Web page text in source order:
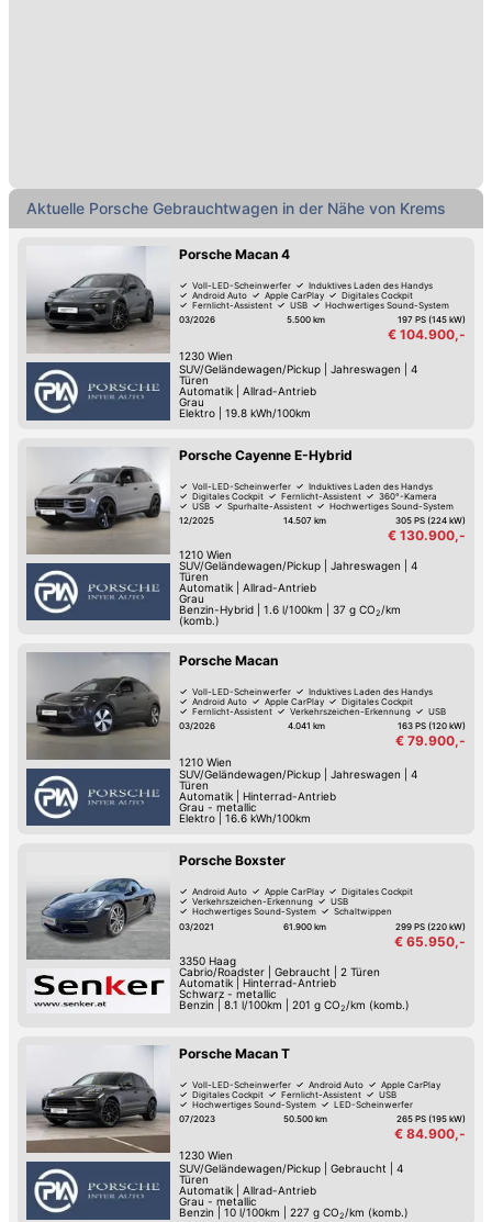
Aktuelle Porsche Gebrauchtwagen in der Nähe von Krems
Porsche Macan 4
Voll-LED-Scheinwerfer
Induktives Laden des Handys
Android Auto
Apple CarPlay
Digitales Cockpit
Fernlicht-Assistent
USB
Hochwertiges Sound-System
03/2026
5.500 km 197 PS (145 kW)
€ 104.900,-
1230 Wien
SUV/Geländewagen/Pickup| Jahreswagen
4
Türen
Automatik| Allrad-Antrieb
Grau
Elektro
19.8 kWh/100km
Porsche Cayenne E-Hybrid
Voll-LED-Scheinwerfer
Induktives Laden des Handys
Digitales Cockpit
Fernlicht-Assistent
360°-Kamera
USB
Spurhalte-Assistent
Hochwertiges Sound-System
12/2025
14.507 km 305 PS (224 kW)
€ 130.900,-
1210 Wien
SUV/Geländewagen/Pickup| Jahreswagen
4
Türen
Automatik| Allrad-Antrieb
Grau
Benzin-Hybrid
1.6 l/100km 37 g CO2 /km
(komb.)
Porsche Macan
Voll-LED-Scheinwerfer
Induktives Laden des Handys
Android Auto
Apple CarPlay
Digitales Cockpit
Fernlicht-Assistent
Verkehrszeichen-Erkennung
USB
03/2026
4.041 km 163 PS (120 kW)
€ 79.900,-
1210 Wien
SUV/Geländewagen/Pickup| Jahreswagen
4
Türen
Automatik|
Hinterrad-Antrieb
Grau - metallic
Elektro
16.6 kWh/100km
Porsche Boxster
Android Auto Apple CarPlay
Digitales Cockpit
Verkehrszeichen-Erkennung
USB
Hochwertiges Sound-System
Schaltwippen
Reifendruck-Kontrolle
03/2021 61.900 km 299 PS (220 kW)
€ 65.950,-
3350 Haag
Cabrio/Roadster| Gebraucht
2 Türen
Automatik|
Hinterrad-Antrieb
Schwarz - metallic
Benzin
8.1 l/100km 201 g CO2 /km (komb.)
Porsche Macan T
Voll-LED-Scheinwerfer Android Auto
Apple CarPlay
Digitales Cockpit
Fernlicht-Assistent
USB
Hochwertiges Sound-System
LED-Scheinwerfer
07/2023
50.500 km 265 PS (195 kW)
€ 84.900,-
1230 Wien
SUV/Geländewagen/Pickup| Gebraucht
4
Türen
Automatik| Allrad-Antrieb
Grau - metallic
Benzin
10 l/100km 227 g CO2 /km (komb.)